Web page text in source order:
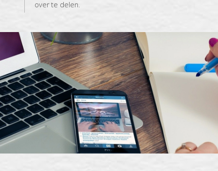
over te delen.